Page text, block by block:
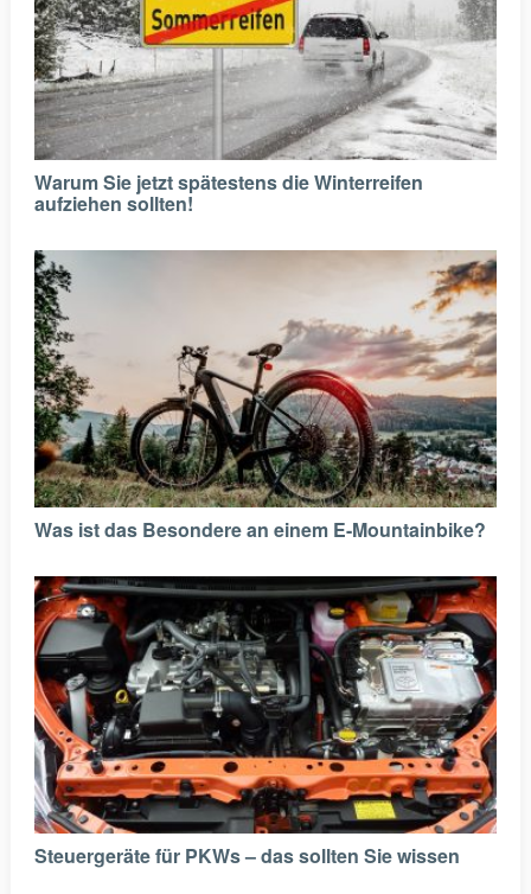
Warum Sie jetzt spätestens die Winterreifen
aufziehen sollten!
Was ist das Besondere an einem E-Mountainbike?
Steuergeräte für PKWs – das sollten Sie wissen